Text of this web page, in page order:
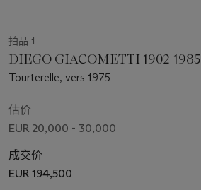
拍品 1
DIEGO GIACOMETTI 1902-1985
Tourterelle, vers 1975
估价
EUR 20,000 - 30,000
成交价
EUR 194,500